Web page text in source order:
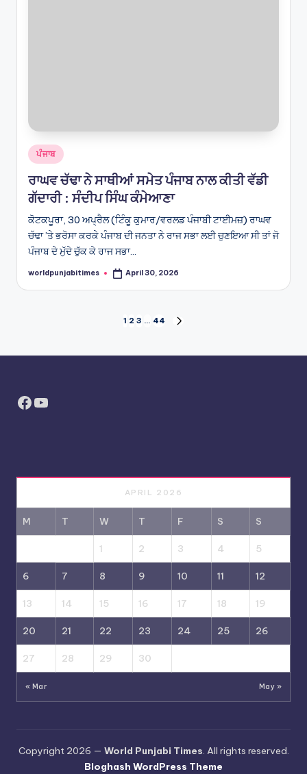
Posted
in
ਪੰਜਾਬ
ਰਾਘਵ ਚੱਢਾ ਨੇ ਸਾਥੀਆਂ ਸਮੇਤ ਪੰਜਾਬ ਨਾਲ ਕੀਤੀ ਵੱਡੀ
ਗੱਦਾਰੀ : ਸੰਦੀਪ ਸਿੰਘ ਕੰਮੇਆਣਾ
ਕੋਟਕਪੂਰਾ, 30 ਅਪ੍ਰੈਲ (ਟਿੰਕੂ ਕੁਮਾਰ/ਵਰਲਡ ਪੰਜਾਬੀ ਟਾਈਮਜ਼) ਰਾਘਵ
ਚੱਢਾ ’ਤੇ ਭਰੋਸਾ ਕਰਕੇ ਪੰਜਾਬ ਦੀ ਜਨਤਾ ਨੇ ਰਾਜ ਸਭਾ ਲਈ ਚੁਣਇਆ ਸੀ ਤਾਂ ਜੋ
ਪੰਜਾਬ ਦੇ ਮੁੱਦੇ ਚੁੱਕ ਕੇ ਰਾਜ ਸਭਾ…
Posted
worldpunjabitimes April 30, 2026
pagination
1 2 3 … 44
Facebook
YouTube
APRIL 2026
M T W T F S S
1 2 3 4 5
6 7 8 9 10 11 12
13 14 15 16 17 18 19
20 21 22 23 24 25 26
27 28 29 30
« Mar May »
Copyright 2026 — World Punjabi Times. All rights reserved.
Bloghash WordPress Theme